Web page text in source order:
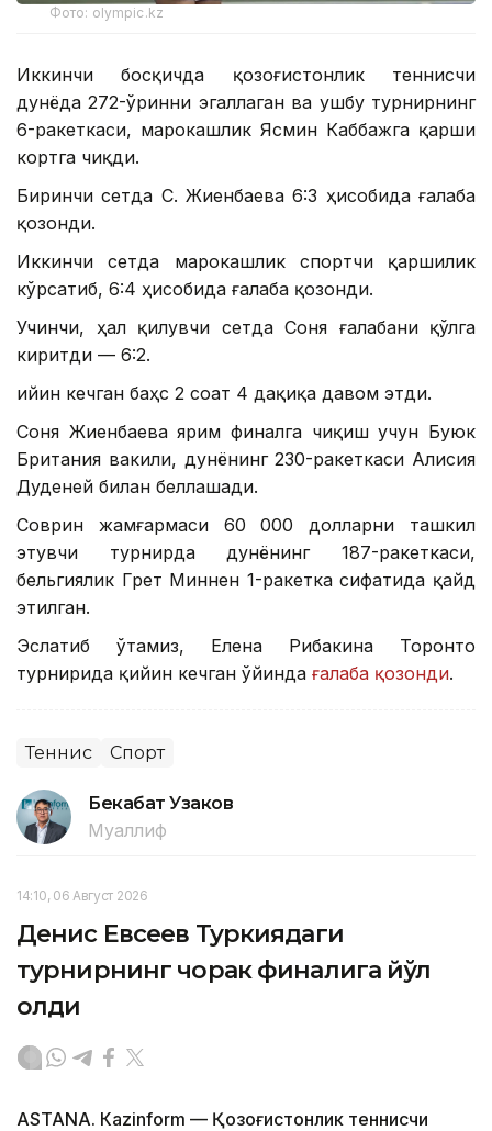
Фото: olympic.kz
Иккинчи босқичда қозоғистонлик теннисчи
дунёда 272-ўринни эгаллаган ва ушбу турнирнинг
6-ракеткаси, марокашлик Ясмин Каббажга қарши
кортга чиқди.
Биринчи сетда С. Жиенбаева 6:3 ҳисобида ғалаба
қозонди.
Иккинчи сетда марокашлик спортчи қаршилик
кўрсатиб, 6:4 ҳисобида ғалаба қозонди.
Учинчи, ҳал қилувчи сетда Соня ғалабани қўлга
киритди — 6:2.
Қийин кечган баҳс 2 соат 4 дақиқа давом этди.
Соня Жиенбаева ярим финалга чиқиш учун Буюк
Британия вакили, дунёнинг 230-ракеткаси Алисия
Дуденей билан беллашади.
Соврин жамғармаси 60 000 долларни ташкил
этувчи турнирда дунёнинг 187-ракеткаси,
бельгиялик Грет Миннен 1-ракетка сифатида қайд
этилган.
Эслатиб ўтамиз, Елена Рибакина Торонто
турнирида қийин кечган ўйинда ғалаба қозонди.
Теннис Спорт
Бекабат Узаков
Муаллиф
14:10, 06 Август 2026
Денис Евсеев Туркиядаги
турнирнинг чорак финалига йўл
олди
ASTANА. Кazinform — Қозоғистонлик теннисчи